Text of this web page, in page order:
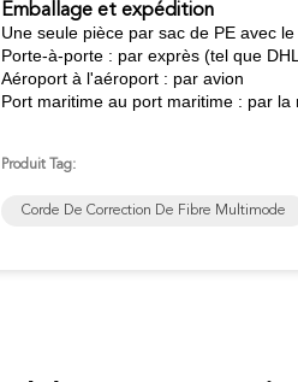
Emballage et expédition
Une seule pièce par sac de PE avec
Porte-à-porte : par exprès (tel que
Aéroport à l'aéroport : par avion
Port maritime au port maritime : par
Produit Tag:
Corde De Correction De Fibre Multimode